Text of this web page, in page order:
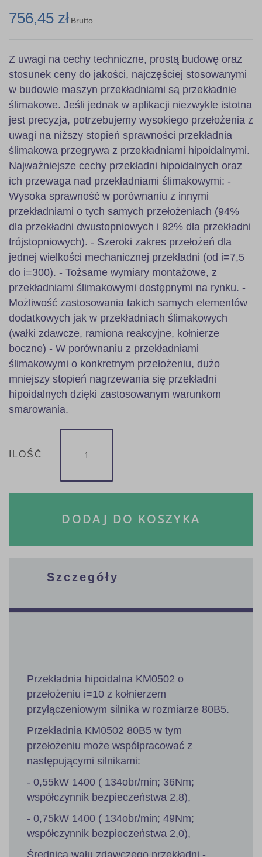
756,45 zł Brutto
Z uwagi na cechy techniczne, prostą budowę oraz
stosunek ceny do jakości, najczęściej stosowanymi
w budowie maszyn przekładniami są przekładnie
ślimakowe. Jeśli jednak w aplikacji niezwykle istotna
jest precyzja, potrzebujemy wysokiego przełożenia z
uwagi na niższy stopień sprawności przekładnia
ślimakowa przegrywa z przekładniami hipoidalnymi.
Najważniejsze cechy przekładni hipoidalnych oraz
ich przewaga nad przekładniami ślimakowymi: -
Wysoka sprawność w porównaniu z innymi
przekładniami o tych samych przełożeniach (94%
dla przekładni dwustopniowych i 92% dla przekładni
trójstopniowych). - Szeroki zakres przełożeń dla
jednej wielkości mechanicznej przekładni (od i=7,5
do i=300). - Tożsame wymiary montażowe, z
przekładniami ślimakowymi dostępnymi na rynku. -
Możliwość zastosowania takich samych elementów
dodatkowych jak w przekładniach ślimakowych
(wałki zdawcze, ramiona reakcyjne, kołnierze
boczne) - W porównaniu z przekładniami
ślimakowymi o konkretnym przełożeniu, dużo
mniejszy stopień nagrzewania się przekładni
hipoidalnych dzięki zastosowanym warunkom
smarowania.
ILOŚĆ
DODAJ DO KOSZYKA
Szczegóły
Przekładnia hipoidalna KM0502 o
przełożeniu i=10 z kołnierzem
przyłączeniowym silnika w rozmiarze 80B5.
Przekładnia KM0502 80B5 w tym
przełożeniu może współpracować z
następującymi silnikami:
- 0,55kW 1400 ( 134obr/min; 36Nm;
współczynnik bezpieczeństwa 2,8),
- 0,75kW 1400 ( 134obr/min; 49Nm;
współczynnik bezpieczeństwa 2,0),
Średnica wału zdawczego przekładni -